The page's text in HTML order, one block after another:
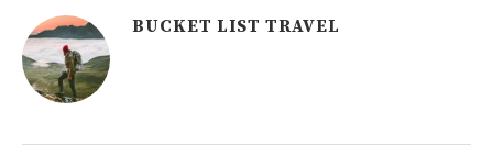
BUCKET LIST TRAVEL